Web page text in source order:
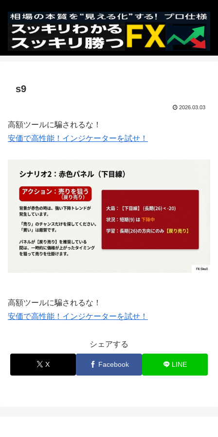
s9
2026.03.03
高額ツールに騙されるな！
安価で高性能！インジケーターを試せ！
高額ツールに騙されるな！
安価で高性能！インジケーターを試せ！
シェアする
X Facebook LINE